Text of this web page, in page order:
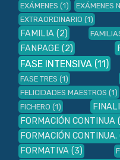
EXÁMENES (1) EXÁMENES
EXTRAORDINARIO (1)
FAMILIA (2)
FANPAGE (2)
FASE INTENSIVA (11)
FASE TRES (1)
FELICIDADES MAESTROS (1)
FICHERO (1)
FORMACIÓN CONTINUA
FORMACIÓN CONTINUA.
FORMATIVA (3)